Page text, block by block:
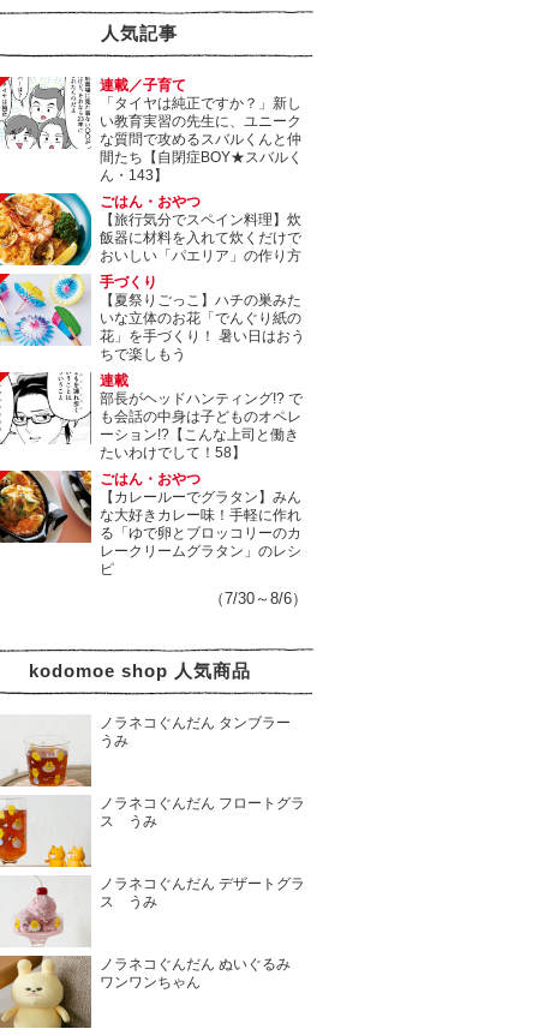
人気記事
連載／子育て
「タイヤは純正ですか？」新し
い教育実習の先生に、ユニーク
な質問で攻めるスバルくんと仲
間たち【自閉症BOY★スバルく
ん・143】
ごはん・おやつ
【旅行気分でスペイン料理】炊
飯器に材料を入れて炊くだけで
おいしい「パエリア」の作り方
手づくり
【夏祭りごっこ】ハチの巣みた
いな立体のお花「でんぐり紙の
花」を手づくり！ 暑い日はおう
ちで楽しもう
連載
部長がヘッドハンティング!? で
も会話の中身は子どものオペレ
ーション!?【こんな上司と働き
たいわけでして！58】
ごはん・おやつ
【カレールーでグラタン】みん
な大好きカレー味！手軽に作れ
る「ゆで卵とブロッコリーのカ
レークリームグラタン」のレシ
ピ
（7/30～8/6）
kodomoe shop 人気商品
ノラネコぐんだん タンブラー
うみ
ノラネコぐんだん フロートグラ
ス うみ
ノラネコぐんだん デザートグラ
ス うみ
ノラネコぐんだん ぬいぐるみ
ワンワンちゃん